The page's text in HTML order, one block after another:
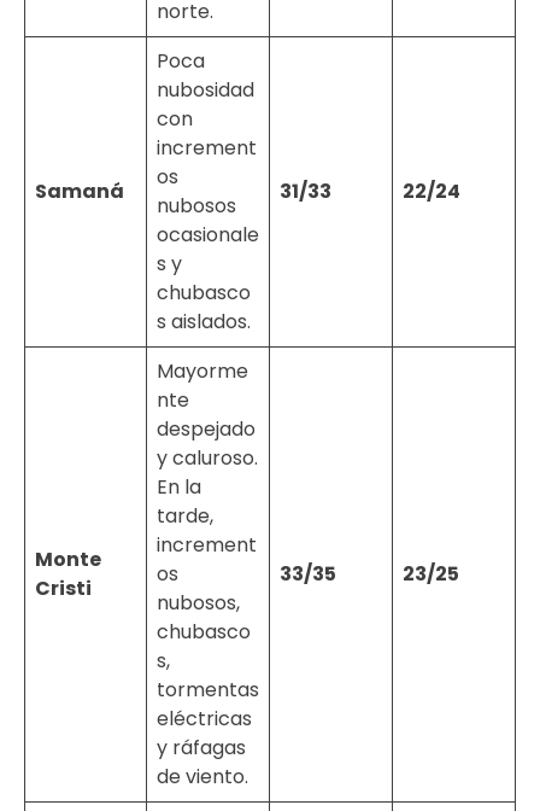
norte.
Samaná
Poca
nubosidad
con
increment
os
nubosos
ocasionale
s y
chubasco
s aislados.
31/33 22/24
Monte
Cristi
Mayorme
nte
despejado
y caluroso.
En la
tarde,
increment
os
nubosos,
chubasco
s,
tormentas
eléctricas
y ráfagas
de viento.
33/35 23/25